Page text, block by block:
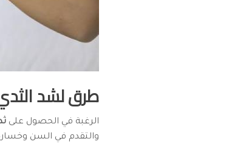
طرق لشد
الرغبة في الحصول على
والتقدم في السن وخسارة